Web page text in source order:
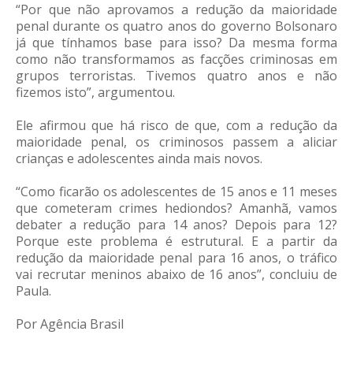
“Por que não aprovamos a redução da maioridade
penal durante os quatro anos do governo Bolsonaro
já que tínhamos base para isso? Da mesma forma
como não transformamos as facções criminosas em
grupos terroristas. Tivemos quatro anos e não
fizemos isto”, argumentou.
Ele afirmou que há risco de que, com a redução da
maioridade penal, os criminosos passem a aliciar
crianças e adolescentes ainda mais novos.
“Como ficarão os adolescentes de 15 anos e 11 meses
que cometeram crimes hediondos? Amanhã, vamos
debater a redução para 14 anos? Depois para 12?
Porque este problema é estrutural. E a partir da
redução da maioridade penal para 16 anos, o tráfico
vai recrutar meninos abaixo de 16 anos”, concluiu de
Paula.
Por Agência Brasil